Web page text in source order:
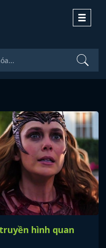
Toggle
hình quan